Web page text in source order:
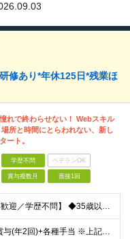
修あり*年休125日*残業ほ
憧れで終わらせない！ Webスキル
所と時間にとらわれない、新し
ート。
学歴不問 ベテランOK
賞与複数月 面接1回
【未経験・第二新卒歓迎／学歴不問】 ◆35歳以下の方（若年層の長期キャリア形成を図るため) ◆お人柄・意欲重視の採用です！ ＜こんな方は大歓迎！＞ ・SNSや動画を見るのが好きで、トレンドに敏感 ・
■月給25万円以上+賞与(年2回)+各種手当 ※上記給与には、固定残業代（月20時間分／32,400円）、 AIツール支援費（10,000円）が含まれます ※これまでの経験・スキル・前職の給与を考